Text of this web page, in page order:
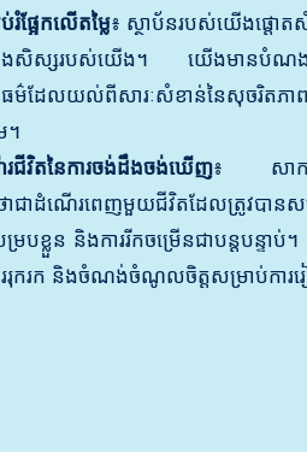
រំផ្អែកលើតម្លៃ៖ ស្ថាប័នរបស់យើងផ្តោ
ងសិស្សរបស់យើង។ យើងមានបំណងប
ដែលយល់ពីសារៈសំខាន់នៃសុចរិតភា
។
ជីវិតនៃការចង់ដឹងចង់ឃើញ៖ សាកលវិ
ាជាដំណើរពេញមួយជីវិតដែលត្រូវបាន
ម្របខ្លួន និងការរីកចម្រើនជាបន្តបន្ទា
ររុករក និងចំណង់ចំណូលចិត្តសម្រាប់កា